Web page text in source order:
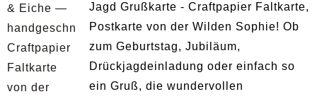
25,90 €
Jagd Grußkarte - Craftpapier Faltkarte,
Postkarte von der Wilden Sophie! Ob
zum Geburtstag, Jubiläum,
Drückjagdeinladung oder einfach so
ein Gruß, die wundervollen